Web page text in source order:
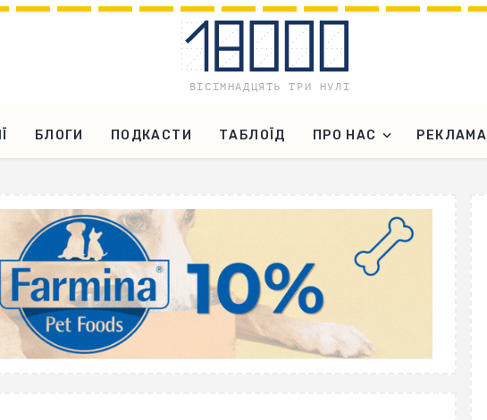
БЛОГИ ПОДКАСТИ ТАБЛОЇД ПРО НАС РЕКЛАМА